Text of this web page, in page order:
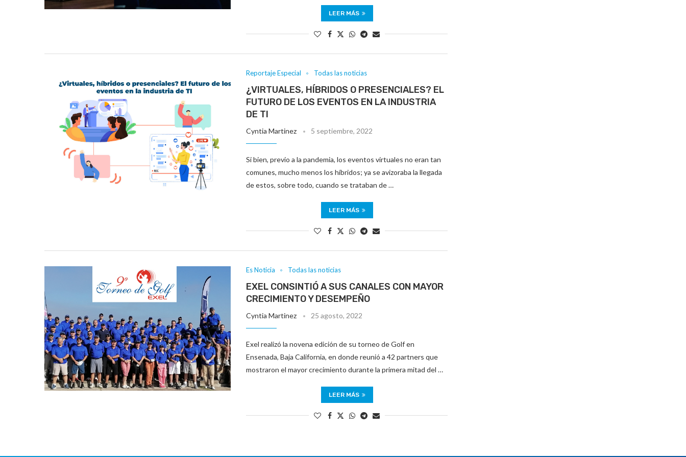
LEER MÁS
Reportaje Especial Todas las noticias
¿VIRTUALES, HÍBRIDOS O PRESENCIALES? EL
FUTURO DE LOS EVENTOS EN LA INDUSTRIA
DE TI
Cyntia Martinez 5 septiembre, 2022
Si bien, previo a la pandemia, los eventos virtuales no eran tan
comunes, mucho menos los híbridos; ya se avizoraba la llegada
de estos, sobre todo, cuando se trataban de …
LEER MÁS
Es Noticia Todas las noticias
EXEL CONSINTIÓ A SUS CANALES CON MAYOR
CRECIMIENTO Y DESEMPEÑO
Cyntia Martinez 25 agosto, 2022
Exel realizó la novena edición de su torneo de Golf en
Ensenada, Baja California, en donde reunió a 42 partners que
mostraron el mayor crecimiento durante la primera mitad del …
LEER MÁS